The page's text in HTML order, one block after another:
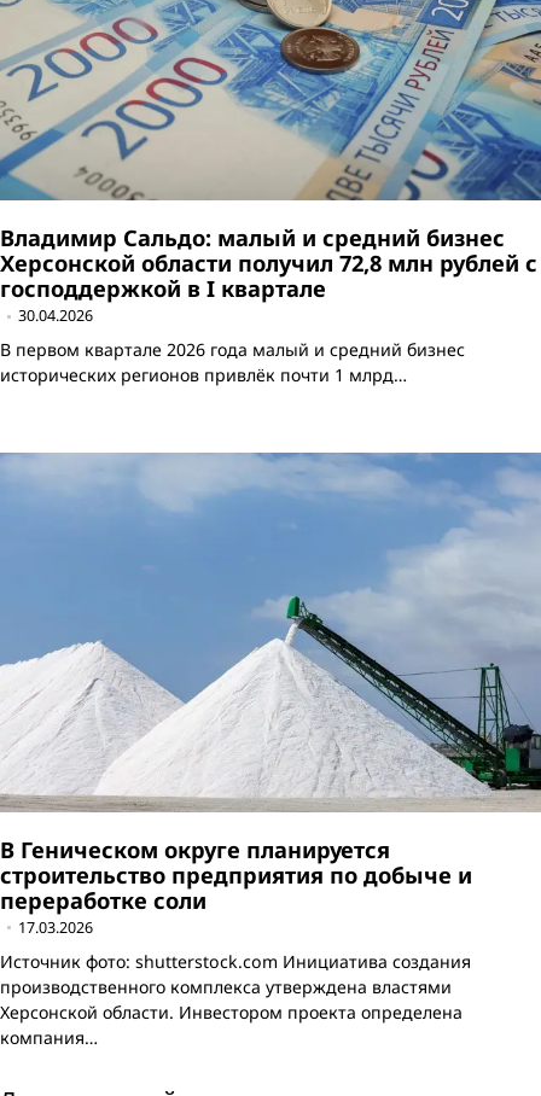
Владимир Сальдо: малый и средний бизнес
Херсонской области получил 72,8 млн рублей с
господдержкой в I квартале
30.04.2026
В первом квартале 2026 года малый и средний бизнес
исторических регионов привлёк почти 1 млрд…
В Геническом округе планируется
строительство предприятия по добыче и
переработке соли
17.03.2026
Источник фото: shutterstock.com Инициатива создания
производственного комплекса утверждена властями
Херсонской области. Инвестором проекта определена
компания…